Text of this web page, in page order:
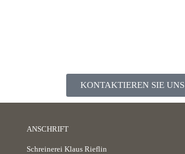
KONTAKTIEREN SIE UNS
ANSCHRIFT
Schreinerei Klaus Rieflin